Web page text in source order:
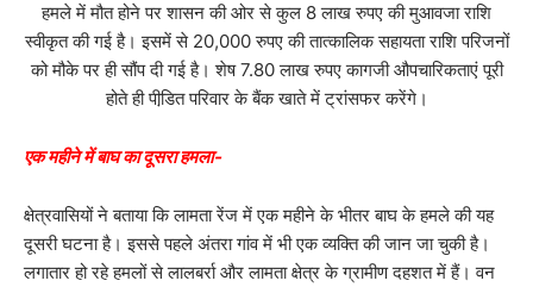
हमले में मौत होने पर शासन की ओर से कुल 8 लाख रुपए की मुआवजा राशि
स्वीकृत की गई है। इसमें से 20,000 रुपए की तात्कालिक सहायता राशि परिजनों
को मौके पर ही सौंप दी गई है। शेष 7.80 लाख रुपए कागजी औपचारिकताएं पूरी
होते ही पीडि़त परिवार के बैंक खाते में ट्रांसफर करेंगे।
एक महीने में बाघ का दूसरा हमला-
क्षेत्रवासियों ने बताया कि लामता रेंज में एक महीने के भीतर बाघ के हमले की यह
दूसरी घटना है। इससे पहले अंतरा गांव में भी एक व्यक्ति की जान जा चुकी है।
लगातार हो रहे हमलों से लालबर्रा और लामता क्षेत्र के ग्रामीण दहशत में हैं। वन